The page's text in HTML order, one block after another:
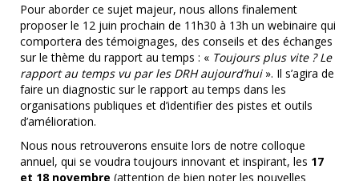
Pour aborder ce sujet majeur, nous allons finalement
proposer le 12 juin prochain de 11h30 à 13h un webinaire qui
comportera des témoignages, des conseils et des échanges
sur le thème du rapport au temps : « Toujours plus vite ? Le
rapport au temps vu par les DRH aujourd’hui ». Il s’agira de
faire un diagnostic sur le rapport au temps dans les
organisations publiques et d’identifier des pistes et outils
d’amélioration.
Nous nous retrouverons ensuite lors de notre colloque
annuel, qui se voudra toujours innovant et inspirant, les 17
et 18 novembre (attention de bien noter les nouvelles